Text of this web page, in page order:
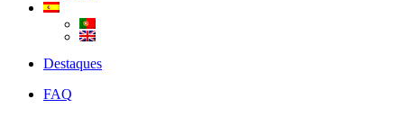
Destaques
FAQ